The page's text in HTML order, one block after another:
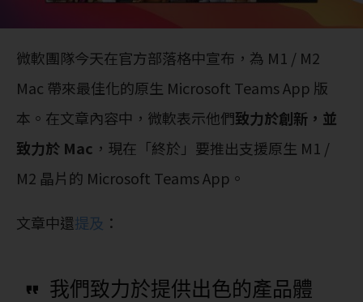
微軟團隊今天在官方部落格中宣布，為 M1 / M2
Mac 帶來最佳化的原生 Microsoft Teams App 版
本。在文章內容中，微軟表示他們致力於創新，並
致力於 Mac ，現在「終於」要推出支援原生 M1 /
M2 晶片的 Microsoft Teams App。
文章中還提及 ：
我們致力於提供出色的產品體